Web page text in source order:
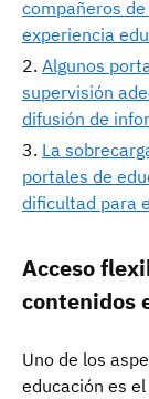
compañeros
experiencia
Algunos
supervisión
difusión de
La
portales de
dificultad para
Acceso
contenidos
Uno de los
educación es